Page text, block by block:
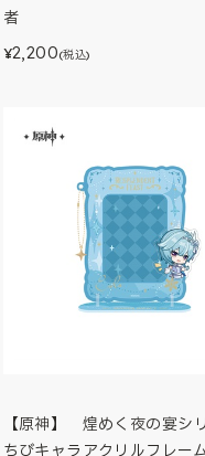
者
¥2,200(税込)
【原神】 煌めく夜の宴
ちびキャラアクリルフレ